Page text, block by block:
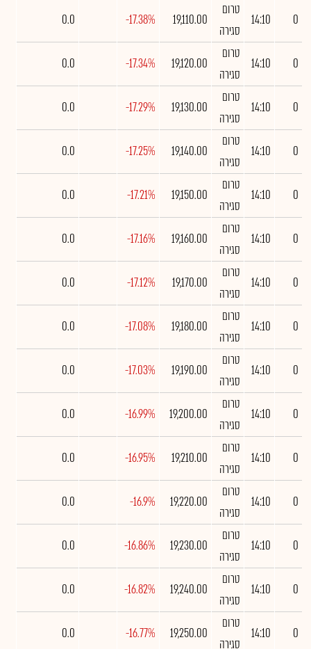
0
14:10
טרום
סגירה
19,110.00
-17.38%
0.0
0
14:10
טרום
סגירה
19,120.00
-17.34%
0.0
0
14:10
טרום
סגירה
19,130.00
-17.29%
0.0
0
14:10
טרום
סגירה
19,140.00
-17.25%
0.0
0
14:10
טרום
סגירה
19,150.00
-17.21%
0.0
0
14:10
טרום
סגירה
19,160.00
-17.16%
0.0
0
14:10
טרום
סגירה
19,170.00
-17.12%
0.0
0
14:10
טרום
סגירה
19,180.00
-17.08%
0.0
0
14:10
טרום
סגירה
19,190.00
-17.03%
0.0
0
14:10
טרום
סגירה
19,200.00
-16.99%
0.0
0
14:10
טרום
סגירה
19,210.00
-16.95%
0.0
0
14:10
טרום
סגירה
19,220.00
-16.9%
0.0
0
14:10
טרום
סגירה
19,230.00
-16.86%
0.0
0
14:10
טרום
סגירה
19,240.00
-16.82%
0.0
0
14:10
טרום
סגירה
19,250.00
-16.77%
0.0